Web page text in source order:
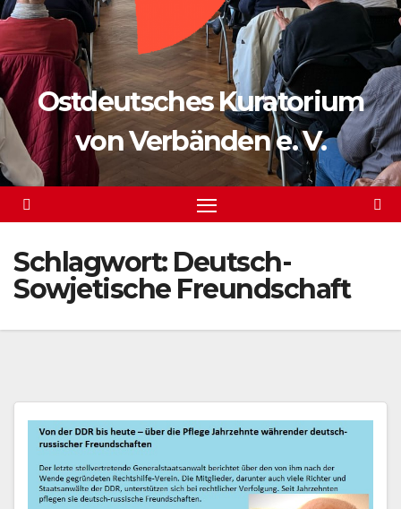
Ostdeutsches Kuratorium
von Verbänden e. V.
Schlagwort: Deutsch-
Sowjetische Freundschaft